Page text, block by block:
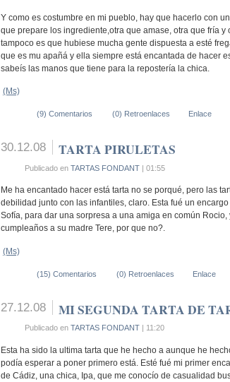
Y como es costumbre en mi pueblo, hay que hacerlo con
que prepare los ingrediente,otra que amase, otra que fría y
tampoco es que hubiese mucha gente dispuesta a esté
que es mu apañá y ella siempre está encantada de hacer
sabeís las manos que tiene para la repostería la chica.
(Ms)
(9) Comentarios (0) Retroenlaces Enlace
30.12.08 TARTA PIRULETAS
Publicado en TARTAS FONDANT| 01:55
Me ha encantado hacer está tarta no se porqué, pero las
debilidad junto con las infantiles, claro. Esta fué un
Sofía, para dar una sorpresa a una amiga en común
cumpleaños a su madre Tere, por que no?.
(Ms)
(15) Comentarios (0) Retroenlaces Enlace
27.12.08 MI SEGUNDA TARTA DE
Publicado en TARTAS FONDANT| 11:20
Esta ha sido la ultima tarta que he hecho a aunque he
podía esperar a poner primero está. Esté fué mi primer
de Cádiz, una chica, Ipa, que me conocío de casualidad